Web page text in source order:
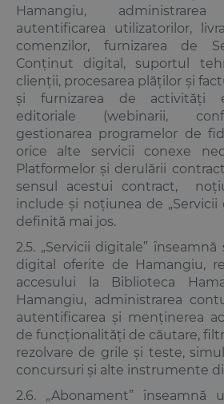
Hamangiu,
autentificarea utilizatorilor,
comenzilor, furnizarea de
Conținut digital, suportul
clienții, procesarea plăților și
și furnizarea de activități
editoriale (webinarii,
gestionarea programelor de
orice alte servicii conexe
Platformelor și derulării
sensul acestui contract,
include și noțiunea de „Servicii
definită mai jos.
2.5. „Servicii digitale”
digital oferite de Hamangiu,
accesului la Biblioteca
Hamangiu, administrarea
autentificarea și menținerea
de funcționalități de căutare,
rezolvare de grile și teste,
concursuri și alte instrumente
2.6. „Abonament” înseamnă